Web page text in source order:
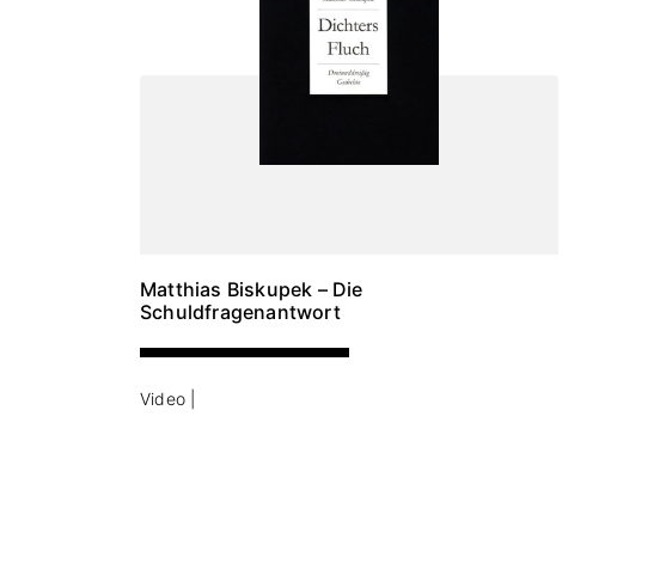
Matthias Biskupek – Die
Schuldfragenantwort
Video |